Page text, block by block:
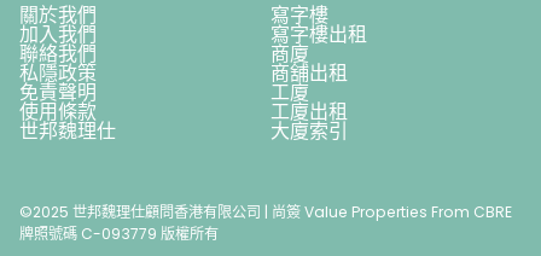
關於我們 寫字樓
加入我們 寫字樓出租
聯絡我們 商廈
私隱政策 商舖出租
免責聲明 工廈
使用條款 工廈出租
世邦魏理仕 大廈索引
©2025 世邦魏理仕顧問香港有限公司 | 尚簽 Value Properties From CBRE
牌照號碼 C-093779 版權所有